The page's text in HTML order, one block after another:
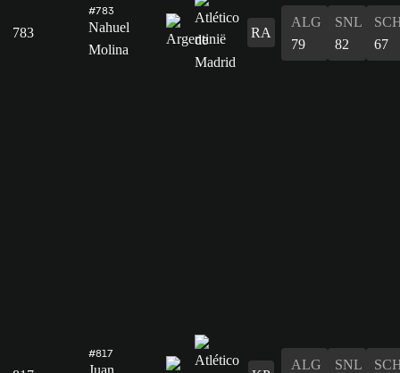
783
#783
Nahuel
Molina
RA
ALG
79
SNL
82
67
#817
Juan
ALG
SNL